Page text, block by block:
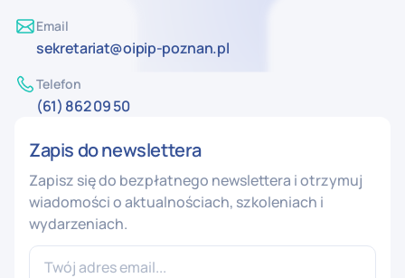
Email
sekretariat@oipip-poznan.pl
Telefon
(61) 862 09 50
Zapis do newslettera
Zapisz się do bezpłatnego newslettera i otrzymuj
wiadomości o aktualnościach, szkoleniach i
wydarzeniach.